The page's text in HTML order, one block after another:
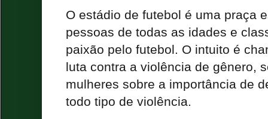
O estádio de futebol é uma praça
pessoas de todas as idades e
paixão pelo futebol. O intuito é
luta contra a violência de gênero,
mulheres sobre a importância de
todo tipo de violência.